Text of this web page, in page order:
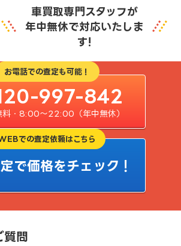
車買取専門スタッフが
年中無休で対応いたしま
す!
お電話での査定も可能！
997-842
料・8:00〜22:00（年中無休）
での査定依頼はこちら
で価格をチェック！
質問